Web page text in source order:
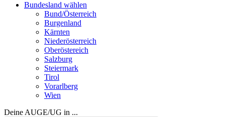
Bundesland wählen
Bund/Österreich
Burgenland
Kärnten
Niederösterreich
Oberöstereich
Salzburg
Steiermark
Tirol
Vorarlberg
Wien
Deine AUGE/UG in ...